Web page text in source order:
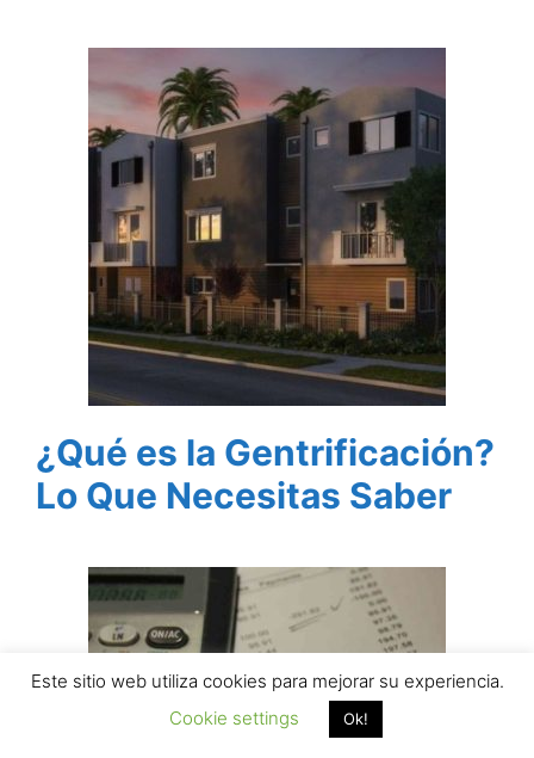
¿Qué es la Gentrificación?
Lo Que Necesitas Saber
Este sitio web utiliza cookies para mejorar su experiencia.
Cookie settings
Ok!